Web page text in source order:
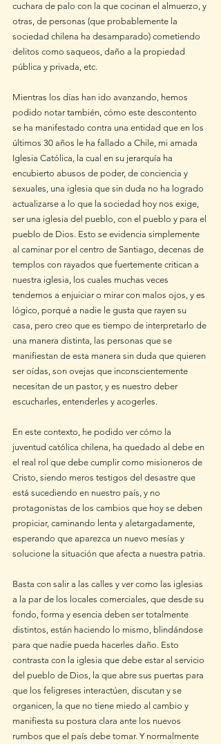
cuchara de palo con la que cocinan el almuerzo, y
otras, de personas (que probablemente la
sociedad chilena ha desamparado) cometiendo
delitos como saqueos, daño a la propiedad
pública y privada, etc.
Mientras los días han ido avanzando, hemos
podido notar también, cómo este descontento
se ha manifestado contra una entidad que en los
últimos 30 años le ha fallado a Chile, mi amada
Iglesia Católica, la cual en su jerarquía ha
encubierto abusos de poder, de conciencia y
sexuales, una iglesia que sin duda no ha logrado
actualizarse a lo que la sociedad hoy nos exige,
ser una iglesia del pueblo, con el pueblo y para el
pueblo de Dios. Esto se evidencia simplemente
al caminar por el centro de Santiago, decenas de
templos con rayados que fuertemente critican a
nuestra iglesia, los cuales muchas veces
tendemos a enjuiciar o mirar con malos ojos, y es
lógico, porqué a nadie le gusta que rayen su
casa, pero creo que es tiempo de interpretarlo de
una manera distinta, las personas que se
manifiestan de esta manera sin duda que quieren
ser oídas, son ovejas que inconscientemente
necesitan de un pastor, y es nuestro deber
escucharles, entenderles y acogerles.
En este contexto, he podido ver cómo la
juventud católica chilena, ha quedado al debe en
el real rol que debe cumplir como misioneros de
Cristo, siendo meros testigos del desastre que
está sucediendo en nuestro país, y no
protagonistas de los cambios que hoy se deben
propiciar, caminando lenta y aletargadamente,
esperando que aparezca un nuevo mesías y
solucione la situación que afecta a nuestra patria.
Basta con salir a las calles y ver como las iglesias
a la par de los locales comerciales, que desde su
fondo, forma y esencia deben ser totalmente
distintos, están haciendo lo mismo, blindándose
para que nadie pueda hacerles daño. Esto
contrasta con la iglesia que debe estar al servicio
del pueblo de Dios, la que abre sus puertas para
que los feligreses interactúen, discutan y se
organicen, la que no tiene miedo al cambio y
manifiesta su postura clara ante los nuevos
rumbos que el país debe tomar. Y normalmente